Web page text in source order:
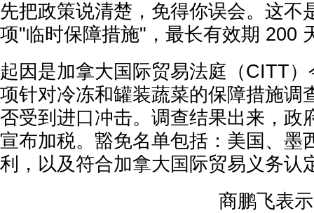
先把政策说清楚，免得你误会。这不
项"临时保障措施"，最长有效期 200
起因是加拿大国际贸易法庭（CITT
项针对冷冻和罐装蔬菜的保障措施调
否受到进口冲击。调查结果出来，政
宣布加税。豁免名单包括：美国、墨
利，以及符合加拿大国际贸易义务认
商鹏飞表